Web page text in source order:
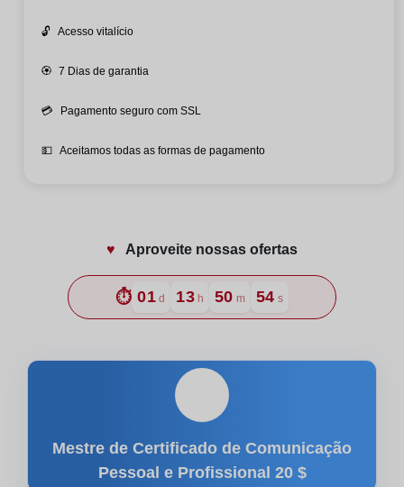
🔓 Acesso vitalício
🏵️ 7 Dias de garantia
💳 Pagamento seguro com SSL
💵 Aceitamos todas as formas de pagamento
♥️ Aproveite nossas ofertas
⏱️ 01 d 13 h 50 m 53 s
Mestre de Certificado de Comunicação
Pessoal e Profissional 20 $